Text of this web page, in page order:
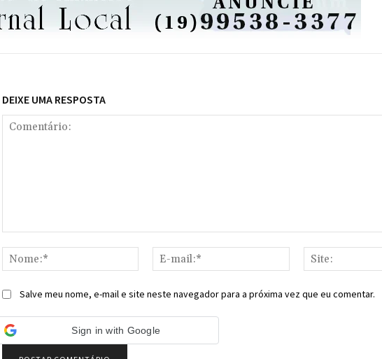
DEIXE UMA RESPOSTA
Nome:*
mail:*
Salve meu nome, e-mail e site neste navegador para a próxima vez que eu comentar.
Sign in with Google